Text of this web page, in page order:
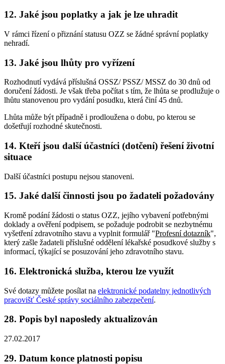
12. Jaké jsou poplatky a jak je lze uhradit
V rámci řízení o přiznání statusu OZZ se žádné správní poplatky
nehradí.
13. Jaké jsou lhůty pro vyřízení
Rozhodnutí vydává příslušná OSSZ/ PSSZ/ MSSZ do 30 dnů od
doručení žádosti. Je však třeba počítat s tím, že lhůta se prodlužuje o
lhůtu stanovenou pro vydání posudku, která činí 45 dnů.
Lhůta může být případně i prodloužena o dobu, po kterou se
došetřují rozhodné skutečnosti.
14. Kteří jsou další účastníci (dotčení) řešení životní
situace
Další účastníci postupu nejsou stanoveni.
15. Jaké další činnosti jsou po žadateli požadovány
Kromě podání žádosti o status OZZ, jejího vybavení potřebnými
doklady a ověření podpisem, se požaduje podrobit se nezbytnému
vyšetření zdravotního stavu a vyplnit formulář "Profesní dotazník",
který zašle žadateli příslušné oddělení lékařské posudkové služby s
informací, týkající se posuzování jeho zdravotního stavu.
16. Elektronická služba, kterou lze využít
Své dotazy můžete posílat na elektronické podatelny jednotlivých
pracovišť České správy sociálního zabezpečení.
28. Popis byl naposledy aktualizován
27.02.2017
29. Datum konce platnosti popisu